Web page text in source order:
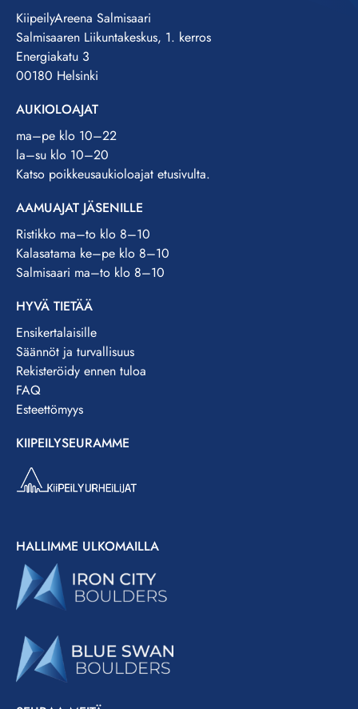
KiipeilyAreena Salmisaari
Salmisaaren Liikuntakeskus, 1. kerros
Energiakatu 3
00180 Helsinki
AUKIOLOAJAT
ma–pe klo 10–22
la–su klo 10–20
Katso poikkeusaukioloajat etusivulta.
AAMUAJAT JÄSENILLE
Ristikko ma–to klo 8–10
Kalasatama ke–pe klo 8–10
Salmisaari ma–to klo 8–10
HYVÄ TIETÄÄ
Ensikertalaisille
Säännöt ja turvallisuus
Rekisteröidy ennen tuloa
FAQ
Esteettömyys
KIIPEILYSEURAMME
HALLIMME ULKOMAILLA